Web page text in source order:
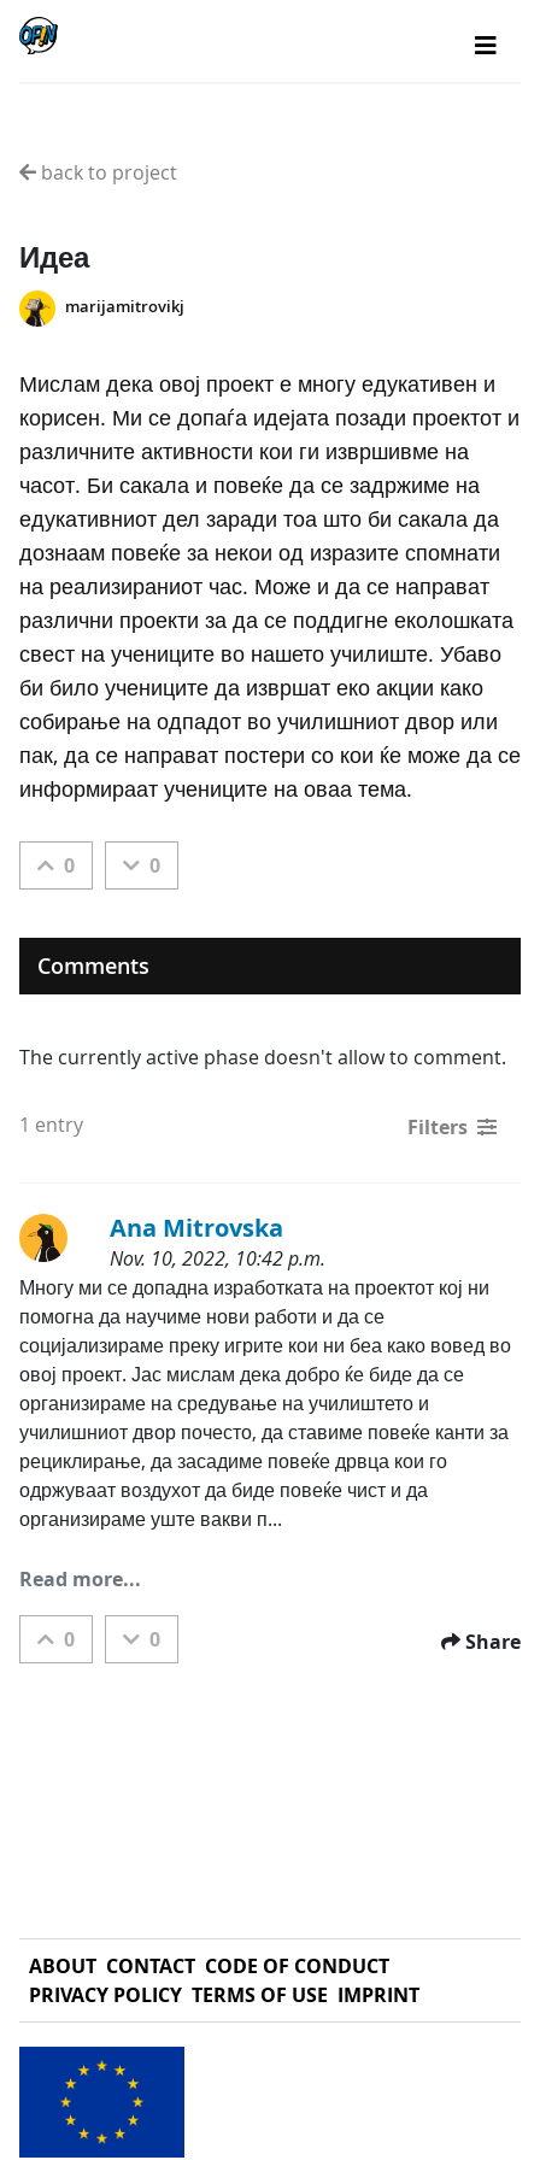
back to project
Идеа
marijamitrovikj
Мислам дека овој проект е многу едукативен и
корисен. Ми се допаѓа идејата позади проектот и
различните активности кои ги извршивме на
часот. Би сакала и повеќе да се задржиме на
едукативниот дел заради тоа што би сакала да
дознаам повеќе за некои од изразите спомнати
на реализираниот час. Може и да се направат
различни проекти за да се поддигне еколошката
свест на учениците во нашето училиште. Убаво
би било учениците да извршат еко акции како
собирање на одпадот во училишниот двор или
пак, да се направат постери со кои ќе може да се
информираат учениците на оваа тема.
0 0
Comments
The currently active phase doesn't allow to comment.
1 entry Filters
Ana Mitrovska
Nov. 10, 2022, 10:42 p.m.
Categories:
Многу ми се допадна изработката на проектот кој ни
помогна да научиме нови работи и да се
социјализираме преку игрите кои ни беа како вовед во
овој проект. Јас мислам дека добро ќе биде да се
организираме на средување на училиштето и
училишниот двор почесто, да ставиме повеќе канти за
рециклирање, да засадиме повеќе дрвца кои го
одржуваат воздухот да биде повеќе чист и да
организираме уште вакви п...
Read more...
0 0 Share
ABOUT CONTACT CODE OF CONDUCT
PRIVACY POLICY TERMS OF USE IMPRINT